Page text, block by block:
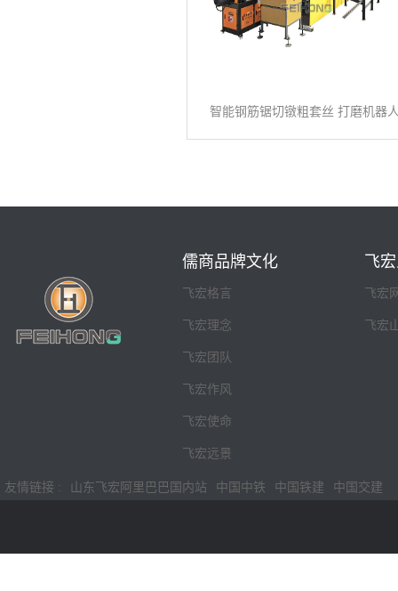
智能钢筋锯切镦粗套丝 打磨机器
儒商品牌文化
飞宏格言
飞宏理念
飞宏团队
飞宏作风
飞宏使命
飞宏远景
飞
飞宏
飞宏
友情链接 : 山东飞宏阿里巴巴国内站 中国中铁 中国铁建 中国交建